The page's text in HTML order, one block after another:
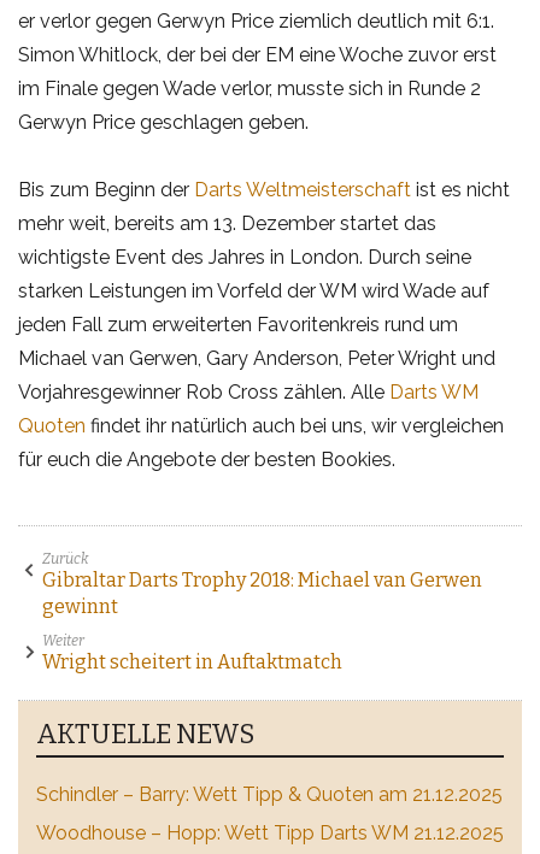
er verlor gegen Gerwyn Price ziemlich deutlich mit 6:1.
Simon Whitlock, der bei der EM eine Woche zuvor erst
im Finale gegen Wade verlor, musste sich in Runde 2
Gerwyn Price geschlagen geben.
Bis zum Beginn der Darts Weltmeisterschaft ist es nicht
mehr weit, bereits am 13. Dezember startet das
wichtigste Event des Jahres in London. Durch seine
starken Leistungen im Vorfeld der WM wird Wade auf
jeden Fall zum erweiterten Favoritenkreis rund um
Michael van Gerwen, Gary Anderson, Peter Wright und
Vorjahresgewinner Rob Cross zählen. Alle Darts WM
Quoten findet ihr natürlich auch bei uns, wir vergleichen
für euch die Angebote der besten Bookies.
Zurück
Gibraltar Darts Trophy 2018: Michael van Gerwen
gewinnt
Weiter
Wright scheitert in Auftaktmatch
AKTUELLE NEWS
Schindler – Barry: Wett Tipp & Quoten am 21.12.2025
Woodhouse – Hopp: Wett Tipp Darts WM 21.12.2025